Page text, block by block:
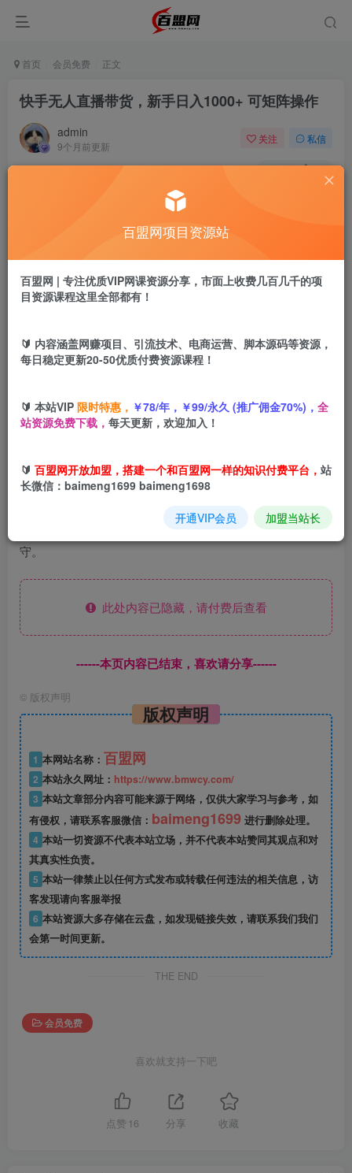
首页 会员免费 正文
快手无人直播带货，新手日入1000+ 可矩阵操作
admin
9个月前更新
关注 私信
831 16
快手无人直播带货，新手日入1000+ 可矩阵操作
此内容为付费阅读，请付费后查看
盟币9.9
年卡会员 免费
您当前未登录！建议登陆后购买，可保存购买订单
现在直播带货行业越来越火爆，对于很多做副业的人来说都
妈在家做直播带货一天下来转几千，几万的大有人在。这里
给推荐推荐的项目是不露脸无人直播项目，电脑挂机就可
以，不需要任何成本，不需要懂什么技术，也不需要人工看
守。
此处内容已隐藏，请付费后查看
------本页内容已结束，喜欢请分享------
© 版权声明
版权声明
1 本网站名称： 百盟网
2 本站永久网址： https://www.bmwcy.com/
3 本站文章部分内容可能来源于网络，仅供大家学习与参考，如
有侵权，请联系客服微信： baimeng1699 进行删除处理。
4 本站一切资源不代表本站立场，并不代表本站赞同其观点和对
其真实性负责。
5 本站一律禁止以任何方式发布或转载任何违法的相关信息，访
客发现请向客服举报
6 本站资源大多存储在云盘，如发现链接失效，请联系我们我们
会第一时间更新。
THE END
会员免费
喜欢就支持一下吧
点赞 16 分享 收藏
百盟网项目资源站
百盟网 | 专注优质VIP网课资源分享，市面上收费几百几千的项
目资源课程这里全部都有！
🔰 内容涵盖网赚项目、引流技术、电商运营、脚本源码等资源，
每日稳定更新20-50优质付费资源课程！
🔰 本站VIP 限时特惠， ￥78/年，￥99/永久 (推广佣金70%)， 全
站资源免费下载， 每天更新，欢迎加入！
🔰 百盟网开放加盟，搭建一个和百盟网一样的知识付费平台， 站
长微信：baimeng1699 baimeng1698
开通VIP会员 加盟当站长